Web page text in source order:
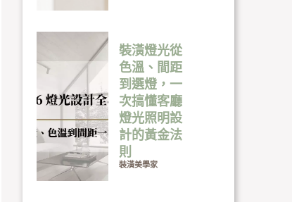
裝潢燈光從
色溫、間距
到選燈，一
次搞懂客廳
燈光照明設
計的黃金法
則
裝潢美學家